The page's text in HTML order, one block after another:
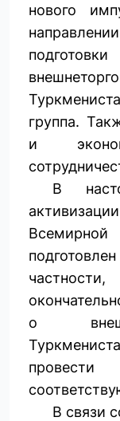
нового
группа.
и
В
о
В связи